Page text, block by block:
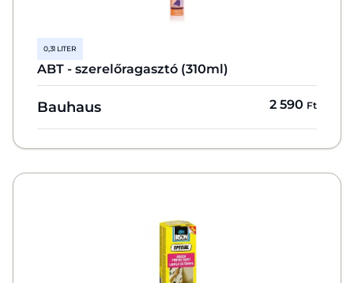
0,31 LITER
ABT - szerelőragasztó (310ml)
Bauhaus 2 590 Ft